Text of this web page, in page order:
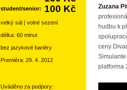
Zuzana
hudbu k
ceny
platforma
student/senior: 100 Kč
velký sál | volné sezení
délka: 60 minut
bez jazykové bariéry
Premiéra: 29. 4. 2012
Uváděno za podpory: